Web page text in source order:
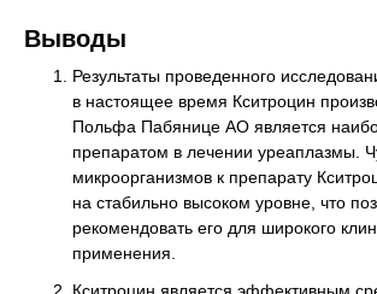
Выводы
Результаты проведенного
в настоящее время Кситроцин
Польфа Пабянице АО является
препаратом в лечении уреаплазмы.
микроорганизмов к препарату
на стабильно высоком уровне, что
рекомендовать его для широкого
применения.
Кситроцин является эффективным